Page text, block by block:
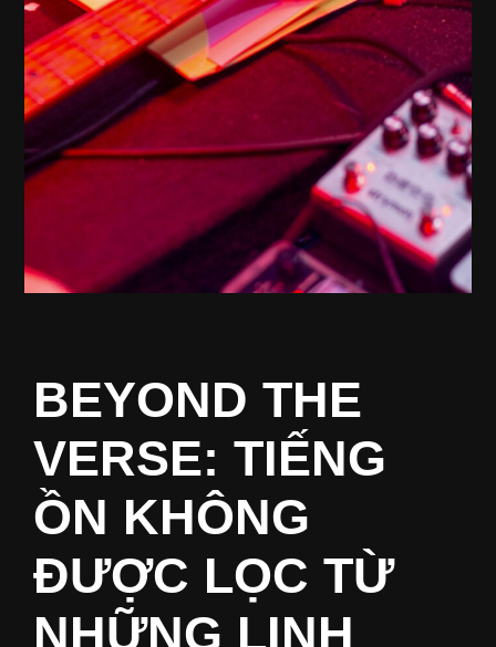
BEYOND THE
VERSE: TIẾNG
ỒN KHÔNG
ĐƯỢC LỌC TỪ
NHỮNG LINH